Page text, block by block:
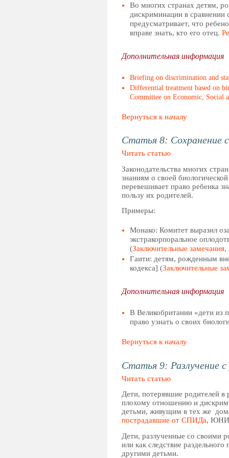
Во многих странах детям,
дискриминации в сравнении
предусматривает, что
вправе знать, кто его отец.
Дополнительная информация
Briefing on discrimination and
Differential treatment based on
Committee on Economic, Social
Вернуться к началу
Статья 8: Сохранение
Читать статью
Законодательства многих
знаниям о своей
перевешивает право ребенка
пользу их родителей.
Примеры:
Монако: Комитет выразил
экстракорпоральное
(Заключительные замечания,
Гаити: детям, рожденным
кодекса] (Заключительные
Дополнительная информация
В Великобритании «дети из
право узнать о своих
Вернуться к началу
Статья 9: Разлучение
Читать статью
Дети, потерявшие родителей
плохому отношению и
детьми, живущим в тех же
пострадавшие от СПИДа,
Дети, разлученные со своими
или как следствие
другими детьми.